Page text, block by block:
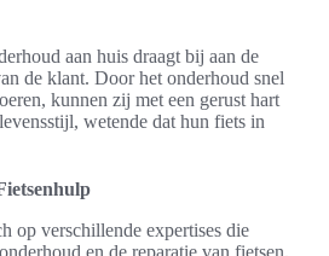
aan huis draagt bij aan de
de klant. Door het onderhoud snel
kunnen zij met een gerust hart
wetende dat hun fiets in
op verschillende expertises die
en de reparatie van fietsen.